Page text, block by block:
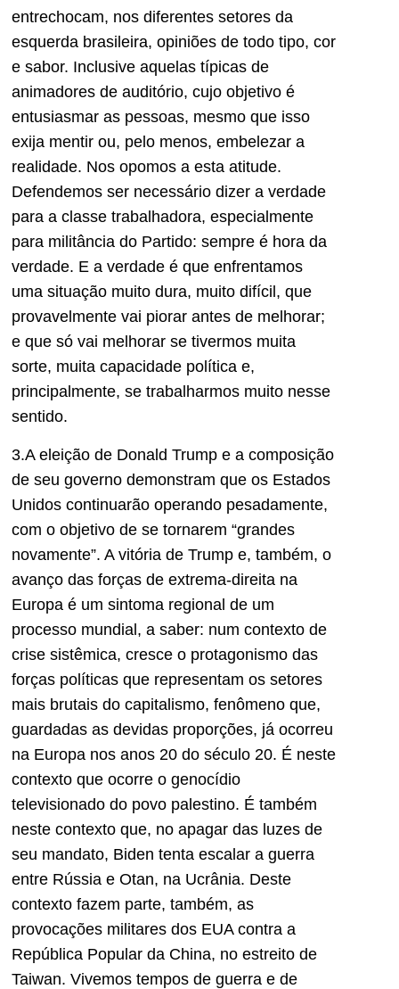
entrechocam, nos diferentes setores da
esquerda brasileira, opiniões de todo tipo, cor
e sabor. Inclusive aquelas típicas de
animadores de auditório, cujo objetivo é
entusiasmar as pessoas, mesmo que isso
exija mentir ou, pelo menos, embelezar a
realidade. Nos opomos a esta atitude.
Defendemos ser necessário dizer a verdade
para a classe trabalhadora, especialmente
para militância do Partido: sempre é hora da
verdade. E a verdade é que enfrentamos
uma situação muito dura, muito difícil, que
provavelmente vai piorar antes de melhorar;
e que só vai melhorar se tivermos muita
sorte, muita capacidade política e,
principalmente, se trabalharmos muito nesse
sentido.
3.A eleição de Donald Trump e a composição
de seu governo demonstram que os Estados
Unidos continuarão operando pesadamente,
com o objetivo de se tornarem “grandes
novamente”. A vitória de Trump e, também, o
avanço das forças de extrema-direita na
Europa é um sintoma regional de um
processo mundial, a saber: num contexto de
crise sistêmica, cresce o protagonismo das
forças políticas que representam os setores
mais brutais do capitalismo, fenômeno que,
guardadas as devidas proporções, já ocorreu
na Europa nos anos 20 do século 20. É neste
contexto que ocorre o genocídio
televisionado do povo palestino. É também
neste contexto que, no apagar das luzes de
seu mandato, Biden tenta escalar a guerra
entre Rússia e Otan, na Ucrânia. Deste
contexto fazem parte, também, as
provocações militares dos EUA contra a
República Popular da China, no estreito de
Taiwan. Vivemos tempos de guerra e de